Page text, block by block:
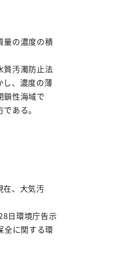
量の濃度の積
質汚濁防止法
し、濃度の薄
鎖性海域で
ある。
在、大気汚
日環境庁告示
全に関する環